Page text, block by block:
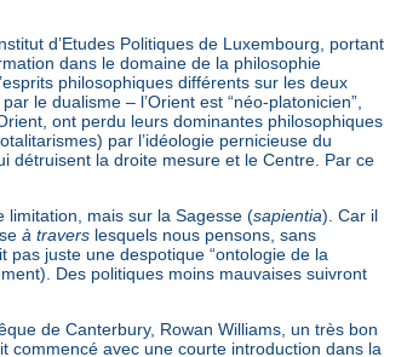
d’Etudes Politiques de Luxembourg, portant
dans le domaine de la philosophie
philosophiques différents sur les deux
le dualisme – l’Orient est “néo-platonicien”,
ont perdu leurs dominantes philosophiques
par l’idéologie pernicieuse du
détruisent la droite mesure et le Centre. Par ce
limitation, mais sur la Sagesse (sapientia). Car il
à travers lesquels nous pensons, sans
pas juste une despotique “ontologie de la
Des politiques moins mauvaises suivront
de Canterbury, Rowan Williams, un très bon
commencé avec une courte introduction dans la